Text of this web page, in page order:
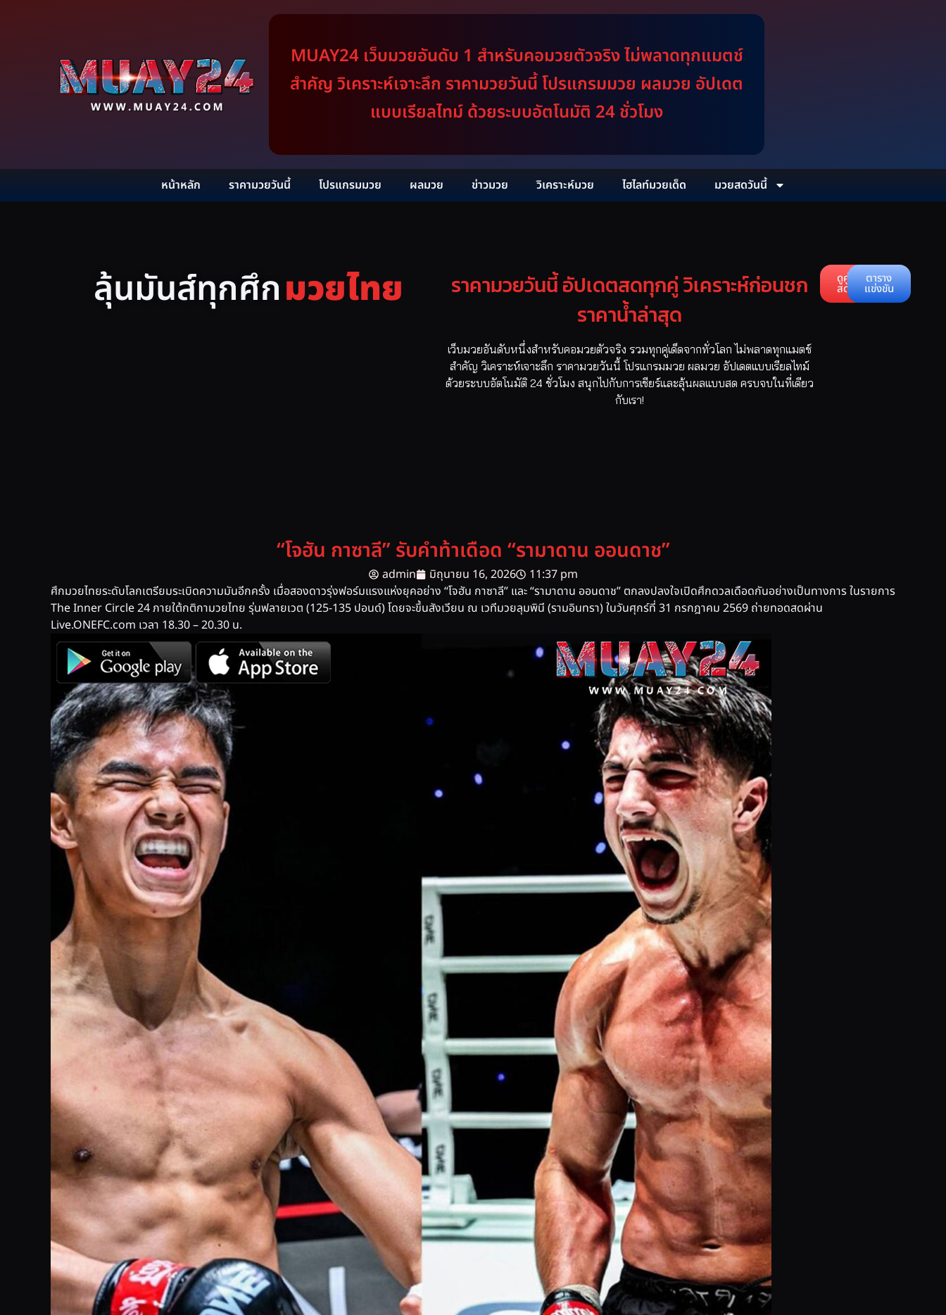
MUAY24 เว็บมวยอันดับ 1 สำหรับคอมวยตัวจริง ไม่พลาดทุกแมตช์
สำคัญ วิเคราะห์เจาะลึก ราคามวยวันนี้ โปรแกรมมวย ผลมวย อัปเดต
แบบเรียลไทม์ ด้วยระบบอัตโนมัติ 24 ชั่วโมง
หน้าหลัก ราคามวยวันนี้ โปรแกรมมวย ผลมวย ข่าวมวย วิเคราะห์มวย ไฮไลท์มวยเด็ด มวยสดวันนี้
ลุ้นมันส์ทุกศึกมวยไทย
ราคามวยวันนี้ อัปเดตสดทุกคู่ วิเคราะห์ก่อนชก
ราคาน้ำล่าสุด
เว็บมวยอันดับหนึ่งสำหรับคอมวยตัวจริง รวมทุกคู่เด็ดจากทั่วโลก ไม่พลาดทุกแมตช์
สำคัญ วิเคราะห์เจาะลึก ราคามวยวันนี้ โปรแกรมมวย ผลมวย อัปเดตแบบเรียลไทม์
ด้วยระบบอัตโนมัติ 24 ชั่วโมง สนุกไปกับการเชียร์และลุ้นผลแบบสด ครบจบในที่เดียว
กับเรา!
ดูคู่
สด
ตาราง
แข่งขัน
“โจฮัน กาซาลี” รับคำท้าเดือด “รามาดาน ออนดาช”
admin มิถุนายน 16, 2026
11:37 pm
ศึกมวยไทยระดับโลกเตรียมระเบิดความมันอีกครั้ง เมื่อสองดาวรุ่งฟอร์มแรงแห่งยุคอย่าง “โจฮัน กาซาลี” และ “รามาดาน ออนดาช” ตกลงปลงใจเปิดศึกดวลเดือดกันอย่างเป็นทางการ ในรายการ
The Inner Circle 24 ภายใต้กติกามวยไทย รุ่นฟลายเวต (125-135 ปอนด์) โดยจะขึ้นสังเวียน ณ เวทีมวยลุมพินี (รามอินทรา) ในวันศุกร์ที่ 31 กรกฎาคม 2569 ถ่ายทอดสดผ่าน
Live.ONEFC.com เวลา 18.30 – 20.30 น.